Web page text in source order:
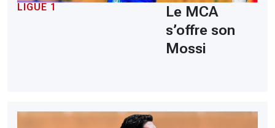
LIGUE 1
Le MCA
s’offre son
Mossi